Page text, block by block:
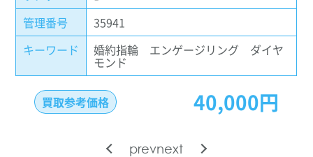
管理番号
35941
キーワード
婚約指輪 エンゲージリング ダイヤ
モンド
買取参考価格 40,000円
prevnext